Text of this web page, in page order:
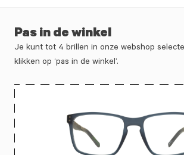
Pas in de winkel
Je kunt tot 4 brillen in onze webshop
klikken op ‘pas in de winkel’.